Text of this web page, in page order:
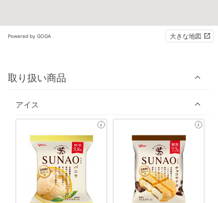
Powered by GOGA 大きな地図
取り扱い商品
アイス